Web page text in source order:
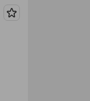
Merken